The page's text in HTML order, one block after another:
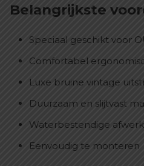
Belangrijkste
Speciaal geschikt voor
Comfortabel
Luxe bruine vintage
Duurzaam en slijtvast
Waterbestendige
Eenvoudig te monteren